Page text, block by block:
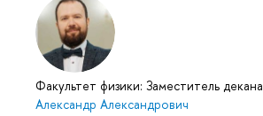
Факультет физики: Заместитель декана
Александр Александрович